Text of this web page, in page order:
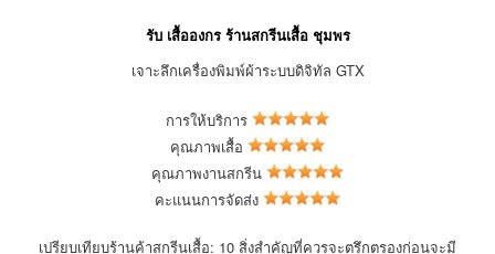
รับ เสื้อองกร ร้านสกรีนเสื้อ ชุมพร
เจาะลึกเครื่องพิมพ์ผ้าระบบดิจิทัล GTX
การให้บริการ
คุณภาพเสื้อ
คุณภาพงานสกรีน
คะแนนการจัดส่ง
เปรียบเทียบร้านค้าสกรีนเสื้อ: 10 สิ่งสำคัญที่ควรจะตรึกตรองก่อนจะมี